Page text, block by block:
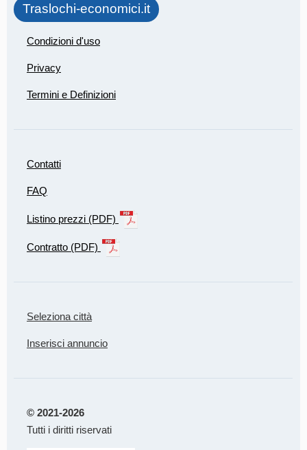
Traslochi-economici.it
Condizioni d'uso
Privacy
Termini e Definizioni
Contatti
FAQ
Listino prezzi (PDF)
Contratto (PDF)
Seleziona città
Inserisci annuncio
© 2021-2026
Tutti i diritti riservati